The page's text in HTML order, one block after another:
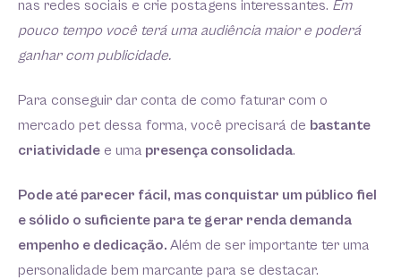
nas redes sociais e crie postagens interessantes. Em
pouco tempo você terá uma audiência maior e poderá
ganhar com publicidade.
Para conseguir dar conta de como faturar com o
mercado pet dessa forma, você precisará de bastante
criatividade e uma presença consolidada.
Pode até parecer fácil, mas conquistar um público fiel
e sólido o suficiente para te gerar renda demanda
empenho e dedicação. Além de ser importante ter uma
personalidade bem marcante para se destacar.